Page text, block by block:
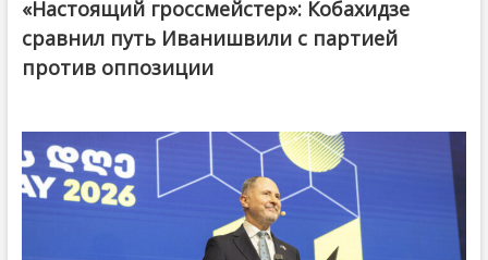
@ქართული ოცნება / Georgian Dream
«Настоящий гроссмейстер»: Кобахидзе
сравнил путь Иванишвили с партией
против оппозиции